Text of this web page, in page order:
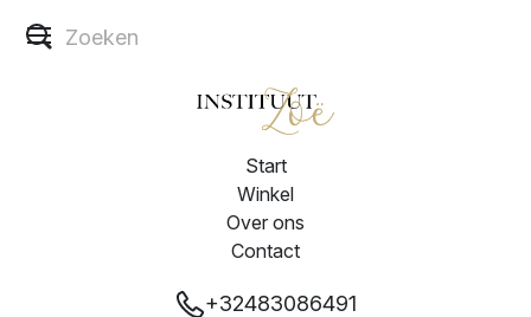
Start
Winkel
Over ons
Contact
+32483086491